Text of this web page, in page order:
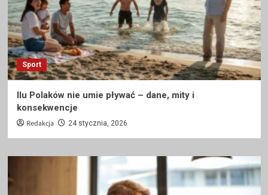
Sport
Ilu Polaków nie umie pływać – dane, mity i
konsekwencje
Redakcja 24 stycznia, 2026